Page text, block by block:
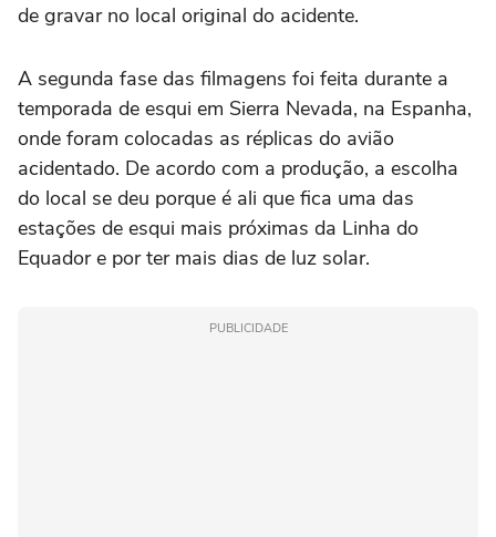
de gravar no local original do acidente.
A segunda fase das filmagens foi feita durante a
temporada de esqui em Sierra Nevada, na Espanha,
onde foram colocadas as réplicas do avião
acidentado. De acordo com a produção, a escolha
do local se deu porque é ali que fica uma das
estações de esqui mais próximas da Linha do
Equador e por ter mais dias de luz solar.
PUBLICIDADE